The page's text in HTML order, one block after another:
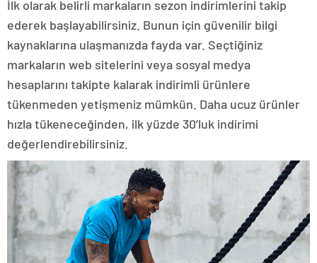
İlk olarak belirli markaların sezon indirimlerini takip
ederek başlayabilirsiniz. Bunun için güvenilir bilgi
kaynaklarına ulaşmanızda fayda var. Seçtiğiniz
markaların web sitelerini veya sosyal medya
hesaplarını takipte kalarak indirimli ürünlere
tükenmeden yetişmeniz mümkün. Daha ucuz ürünler
hızla tükeneceğinden, ilk yüzde 30’luk indirimi
değerlendirebilirsiniz.